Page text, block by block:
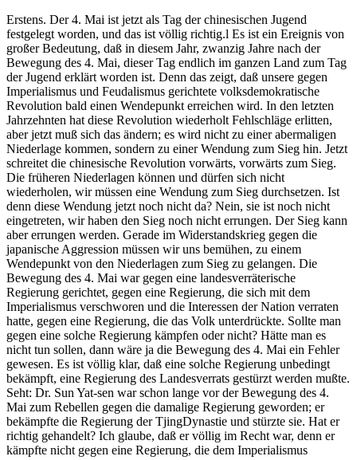
Erstens. Der 4. Mai ist jetzt als Tag der chinesischen Jugend
festgelegt worden, und das ist völlig richtig.l Es ist ein Ereignis von
großer Bedeutung, daß in diesem Jahr, zwanzig Jahre nach der
Bewegung des 4. Mai, dieser Tag endlich im ganzen Land zum Tag
der Jugend erklärt worden ist. Denn das zeigt, daß unsere gegen
Imperialismus und Feudalismus gerichtete volksdemokratische
Revolution bald einen Wendepunkt erreichen wird. In den letzten
Jahrzehnten hat diese Revolution wiederholt Fehlschläge erlitten,
aber jetzt muß sich das ändern; es wird nicht zu einer abermaligen
Niederlage kommen, sondern zu einer Wendung zum Sieg hin. Jetzt
schreitet die chinesische Revolution vorwärts, vorwärts zum Sieg.
Die früheren Niederlagen können und dürfen sich nicht
wiederholen, wir müssen eine Wendung zum Sieg durchsetzen. Ist
denn diese Wendung jetzt noch nicht da? Nein, sie ist noch nicht
eingetreten, wir haben den Sieg noch nicht errungen. Der Sieg kann
aber errungen werden. Gerade im Widerstandskrieg gegen die
japanische Aggression müssen wir uns bemühen, zu einem
Wendepunkt von den Niederlagen zum Sieg zu gelangen. Die
Bewegung des 4. Mai war gegen eine landesverräterische
Regierung gerichtet, gegen eine Regierung, die sich mit dem
Imperialismus verschworen und die Interessen der Nation verraten
hatte, gegen eine Regierung, die das Volk unterdrückte. Sollte man
gegen eine solche Regierung kämpfen oder nicht? Hätte man es
nicht tun sollen, dann wäre ja die Bewegung des 4. Mai ein Fehler
gewesen. Es ist völlig klar, daß eine solche Regierung unbedingt
bekämpft, eine Regierung des Landesverrats gestürzt werden mußte.
Seht: Dr. Sun Yat-sen war schon lange vor der Bewegung des 4.
Mai zum Rebellen gegen die damalige Regierung geworden; er
bekämpfte die Regierung der TjingDynastie und stürzte sie. Hat er
richtig gehandelt? Ich glaube, daß er völlig im Recht war, denn er
kämpfte nicht gegen eine Regierung, die dem Imperialismus